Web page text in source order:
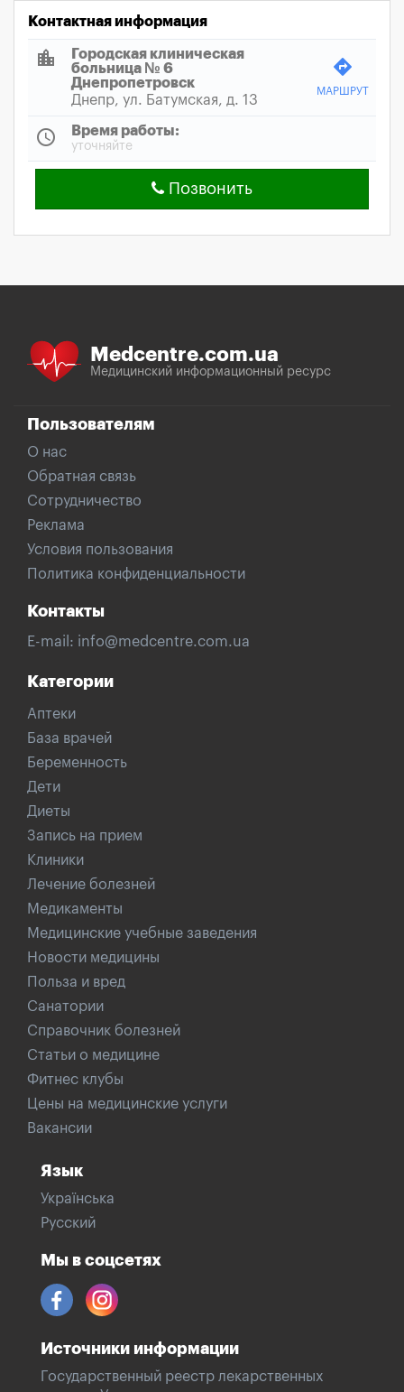
Контактная информация
location_city
Городская клиническая
больница № 6
Днепропетровск
Днепр, ул. Батумская, д. 13
directions
МАРШРУТ
schedule Время работы:
уточняйте
Позвонить
Medcentre.com.ua
Медицинский информационный ресурс
Пользователям
О нас
Обратная связь
Сотрудничество
Реклама
Условия пользования
Политика конфиденциальности
Контакты
E-mail: info@medcentre.com.ua
Категории
Аптеки
База врачей
Беременность
Дети
Диеты
Запись на прием
Клиники
Лечение болезней
Медикаменты
Медицинские учебные заведения
Новости медицины
Польза и вред
Санатории
Справочник болезней
Статьи о медицине
Фитнес клубы
Цены на медицинские услуги
Вакансии
Язык
Українська
Русский
Мы в соцсетях
Источники информации
Государственный реестр лекарственных